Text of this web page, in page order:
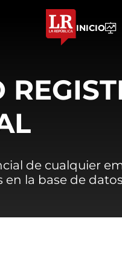
INICIO
de cualquier
en la base de